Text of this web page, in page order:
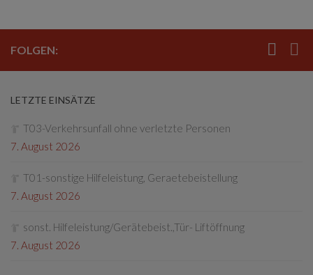
FOLGEN:
LETZTE EINSÄTZE
T03-Verkehrsunfall ohne verletzte Personen
7. August 2026
T01-sonstige Hilfeleistung, Geraetebeistellung
7. August 2026
sonst. Hilfeleistung/Gerätebeist.,Tür- Liftöffnung
7. August 2026